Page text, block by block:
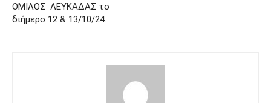
ΟΜΙΛΟΣ ΛΕΥΚΑΔΑΣ το
διήμερο 12 & 13/10/24.